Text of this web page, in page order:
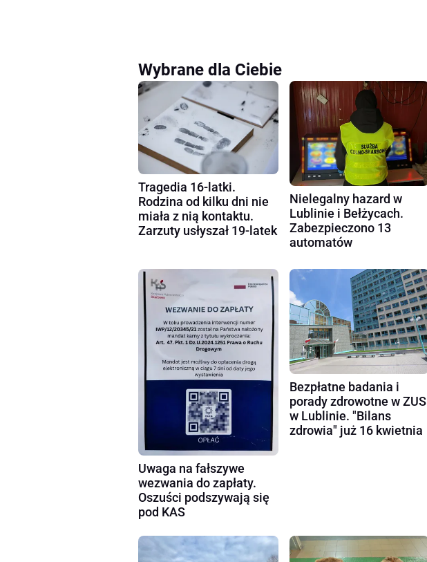
Wybrane dla Ciebie
Tragedia 16-latki.
Rodzina od kilku dni nie
miała z nią kontaktu.
Zarzuty usłyszał 19-latek
Nielegalny hazard w
Lublinie i Bełżycach.
Zabezpieczono 13
automatów
Uwaga na fałszywe
wezwania do zapłaty.
Oszuści podszywają się
pod KAS
Bezpłatne badania i
porady zdrowotne w ZUS
w Lublinie. "Bilans
zdrowia" już 16 kwietnia